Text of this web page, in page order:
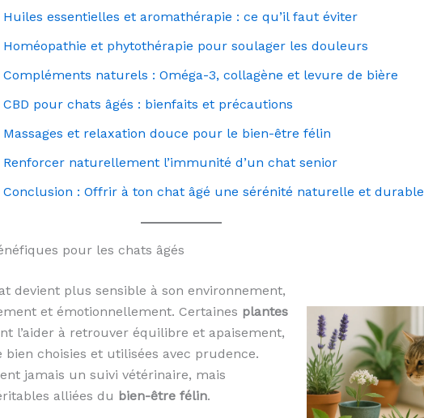
Huiles essentielles et aromathérapie : ce qu’il faut éviter
Homéopathie et phytothérapie pour soulager les douleurs
Compléments naturels : Oméga-3, collagène et levure de bière
CBD pour chats âgés : bienfaits et précautions
Massages et relaxation douce pour le bien-être félin
Renforcer naturellement l’immunité d’un chat senior
Conclusion : Offrir à ton chat âgé une sérénité naturelle et durable
pour les chats âgés
devient plus sensible à son environnement,
et émotionnellement. Certaines plantes
l’aider à retrouver équilibre et apaisement,
bien choisies et utilisées avec prudence.
jamais un suivi vétérinaire, mais
alliées du bien-être félin.